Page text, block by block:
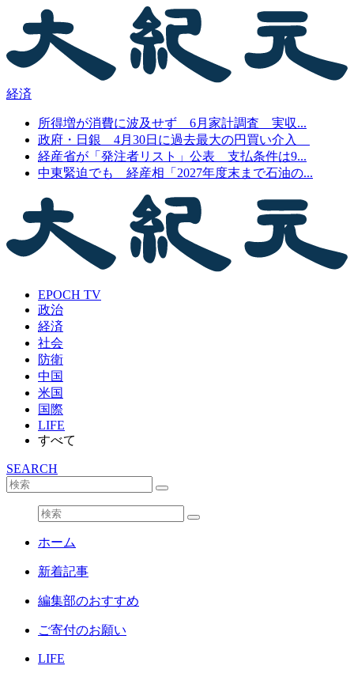
経済
所得増が消費に波及せず 6月家計調査 実収...
政府・日銀 4月30日に過去最大の円買い介入
経産省が「発注者リスト」公表 支払条件は9...
中東緊迫でも 経産相「2027年度末まで石油の...
EPOCH TV
政治
経済
社会
防衛
中国
米国
国際
LIFE
すべて
SEARCH
ホーム
新着記事
編集部のおすすめ
ご寄付のお願い
LIFE